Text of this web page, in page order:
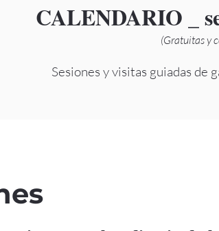
CALENDARIO _
(Gratuitas y
Sesiones y visitas guiadas de